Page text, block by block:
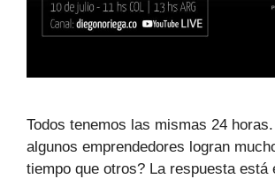
Todos tenemos las mismas 24
algunos emprendedores logran
tiempo que otros? La respuesta está